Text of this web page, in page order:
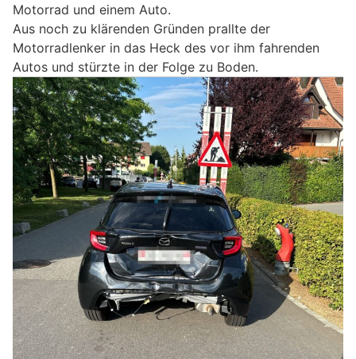
Motorrad und einem Auto.
Aus noch zu klärenden Gründen prallte der
Motorradlenker in das Heck des vor ihm fahrenden
Autos und stürzte in der Folge zu Boden.